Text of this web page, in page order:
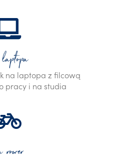
na laptopa z filcową
pracy i na studia
rower